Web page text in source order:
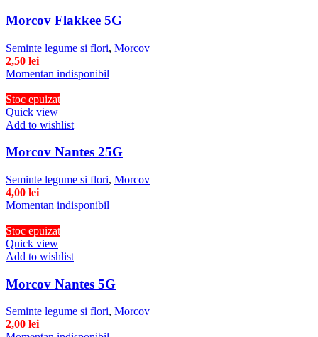
Morcov Flakkee 5G
Seminte legume si flori, Morcov
2,50 lei
Momentan indisponibil
Stoc epuizat
Quick view
Add to wishlist
Morcov Nantes 25G
Seminte legume si flori, Morcov
4,00 lei
Momentan indisponibil
Stoc epuizat
Quick view
Add to wishlist
Morcov Nantes 5G
Seminte legume si flori, Morcov
2,00 lei